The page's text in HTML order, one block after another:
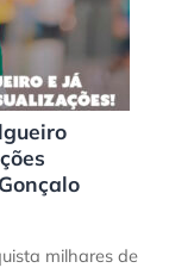
milhares de